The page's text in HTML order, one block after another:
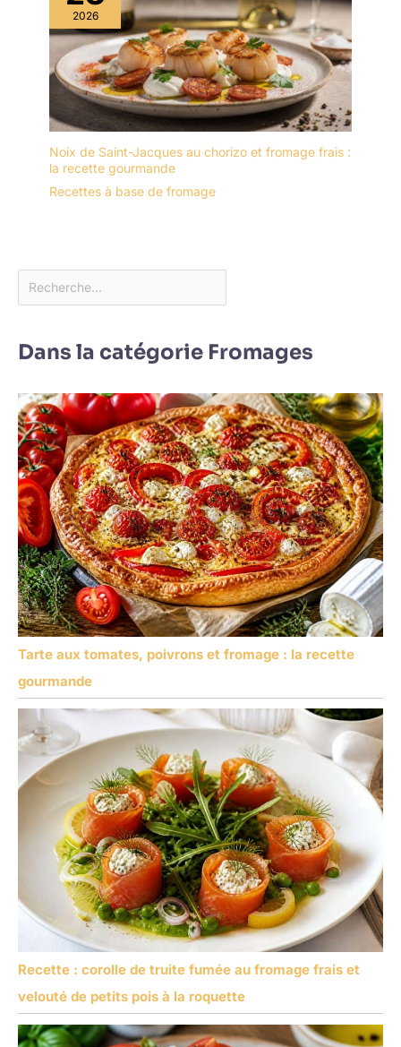
2026
Noix de Saint-Jacques au chorizo et fromage frais :
la recette gourmande
Recettes à base de fromage
Dans la catégorie Fromages
Tarte aux tomates, poivrons et fromage : la recette
gourmande
Recette : corolle de truite fumée au fromage frais et
velouté de petits pois à la roquette